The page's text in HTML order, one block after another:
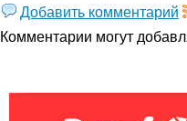
Добавить комментарий
Комментарии могут